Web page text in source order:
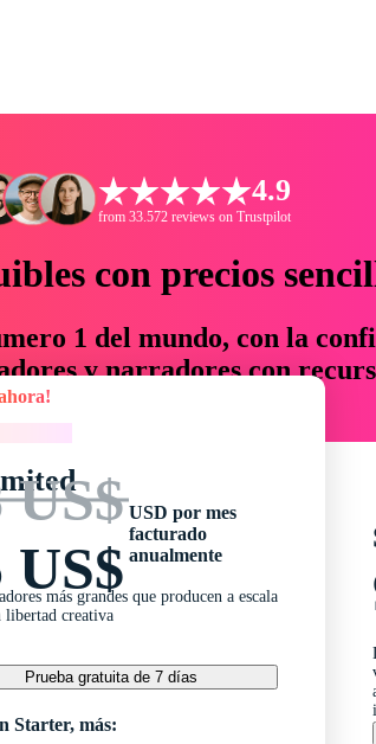
4.9
from 33.572 reviews on Trustpilot
con precios
1 del mundo, con la
y narradores con
en tiempo y presupuesto.
US$
US$
USD por mes
facturado
anualmente
más grandes que producen a escala
libertad creativa
Prueba gratuita de 7 días
Starter, más: